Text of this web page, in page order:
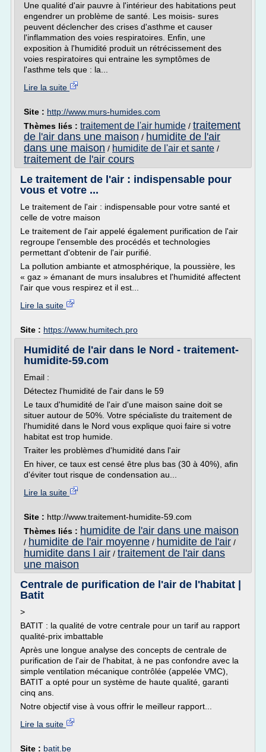
Une qualité d'air pauvre à l'intérieur des habitations peut
engendrer un problème de santé. Les moisis- sures
peuvent déclencher des crises d'asthme et causer
l'inflammation des voies respiratoires. Enfin, une
exposition à l'humidité produit un rétrécissement des
voies respiratoires qui entraine les symptômes de
l'asthme tels que : la...
Lire la suite
Site : http://www.murs-humides.com
Thèmes liés : traitement de l'air humide / traitement
de l'air dans une maison / humidite de l'air
dans une maison / humidite de l'air et sante /
traitement de l'air cours
Le traitement de l'air : indispensable pour
vous et votre ...
Le traitement de l'air : indispensable pour votre santé et
celle de votre maison
Le traitement de l'air appelé également purification de l'air
regroupe l'ensemble des procédés et technologies
permettant d'obtenir de l'air purifié.
La pollution ambiante et atmosphérique, la poussière, les
« gaz » émanant de murs insalubres et l'humidité affectent
l'air que vous respirez et il est...
Lire la suite
Site : https://www.humitech.pro
Humidité de l'air dans le Nord - traitement-
humidite-59.com
Email :
Détectez l'humidité de l'air dans le 59
Le taux d'humidité de l'air d'une maison saine doit se
situer autour de 50%. Votre spécialiste du traitement de
l'humidité dans le Nord vous explique quoi faire si votre
habitat est trop humide.
Traiter les problèmes d'humidité dans l'air
En hiver, ce taux est censé être plus bas (30 à 40%), afin
d'éviter tout risque de condensation au...
Lire la suite
Site : http://www.traitement-humidite-59.com
Thèmes liés : humidite de l'air dans une maison
/ humidite de l'air moyenne / humidite de l'air /
humidite dans l air / traitement de l'air dans
une maison
Centrale de purification de l'air de l'habitat |
Batit
>
BATIT : la qualité de votre centrale pour un tarif au rapport
qualité-prix imbattable
Après une longue analyse des concepts de centrale de
purification de l'air de l'habitat, à ne pas confondre avec la
simple ventilation mécanique contrôlée (appelée VMC),
BATIT a opté pour un système de haute qualité, garanti
cinq ans.
Notre objectif vise à vous offrir le meilleur rapport...
Lire la suite
Site : batit.be